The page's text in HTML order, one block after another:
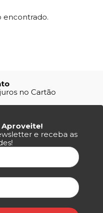
encontrado.
no Cartão
Aproveite!
e receba as